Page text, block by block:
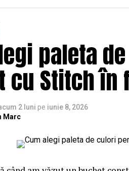
paleta
cu Stitch în
2 luni pe iunie 8, 2026
Marc